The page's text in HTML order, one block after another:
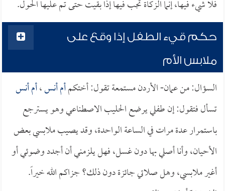
فلا شيء فيها، إنما الزكاة تجب فيها إذا بقيت حتى تم عليها الحول.
حكم قيء الطفل إذا وقع على
ملابس الأم
السؤال: من عمان- الأردن مستمعة تقول: أختكمأم أنس،أم أنس
تسأل فتقول: إن طفلي يرضع الحليب الاصطناعي وهو يسترجع
باستمرار عدة مرات في الساعة الواحدة، وقد يصيب ملابسي بعض
الأحيان، وأنا أصلي بها دون غسل، فهل يلزمني أن أجدد وضوئي أو
أغير ملابسي، وهل صلاتي جائزة دون ذلك؟ جزاكم الله خيراً.